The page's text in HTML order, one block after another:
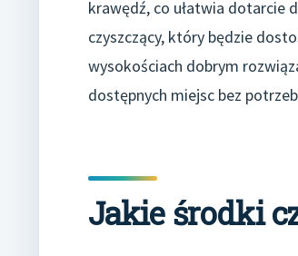
krawędź, co ułatwia dotarcie
czyszczący, który będzie
wysokościach dobrym
dostępnych miejsc bez
Jakie środki